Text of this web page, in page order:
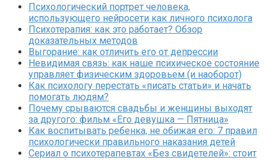
Психологический портрет человека,
использующего нейросети как личного психолога
Психотерапия: как это работает? Обзор
доказательных методов
Выгорание: как отличить его от депрессии
Невидимая связь: как наше психическое состояние
управляет физическим здоровьем (и наоборот)
Как психологу перестать «писать статьи» и начать
помогать людям?
Почему срываются свадьбы и женщины выходят
за другого: фильм «Его девушка — Пятница»
Как воспитывать ребенка, не обижая его: 7 правил
психологически правильного наказания детей
Сериал о психотерапевтах «Без свидетелей»: стоит